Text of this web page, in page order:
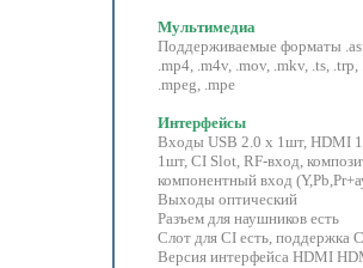
Мультимедиа
Поддерживаемые форматы
.mp4, .m4v, .mov, .mkv, .ts,
.mpeg, .mpe
Интерфейсы
Входы USB 2.0 х 1шт, HDMI
1шт, CI Slot, RF-вход,
компонентный вход
Выходы оптический
Разъем для наушников есть
Слот для CI есть, поддержка
Версия интерфейса HDMI